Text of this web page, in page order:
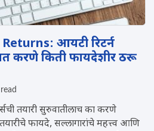
आयटी रिटर्न
करणे किती फायदेशीर ठरू
तयारी सुरुवातीलाच का करणे
फायदे, सल्लागारांचे महत्त्व आणि